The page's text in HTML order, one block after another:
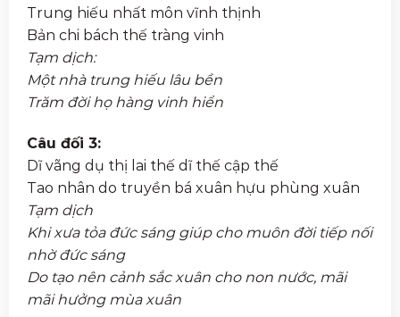
Trung hiếu nhất môn vĩnh thịnh
Bản chi bách thế tràng vinh
Tạm dịch:
Một nhà trung hiếu lâu bền
Trăm đời họ hàng vinh hiển
Câu đối 3:
Dĩ vãng dụ thị lai thế dĩ thế cập thế
Tao nhân do truyền bá xuân hựu phùng xuân
Tạm dịch
Khi xưa tỏa đức sáng giúp cho muôn đời tiếp nối
nhờ đức sáng
Do tạo nên cảnh sắc xuân cho non nước, mãi
mãi hưởng mùa xuân